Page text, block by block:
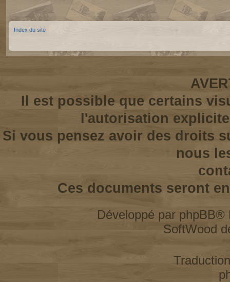
Index du site
Il est possible que certains
l'autorisation
Si vous pensez avoir des droits
nous
Ces documents seront
Développé par phpBB®
SoftWood